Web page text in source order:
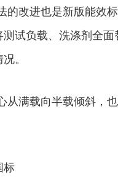
改进也是新版能效标
测试负载、洗涤剂全
。
满载向半载倾斜，也